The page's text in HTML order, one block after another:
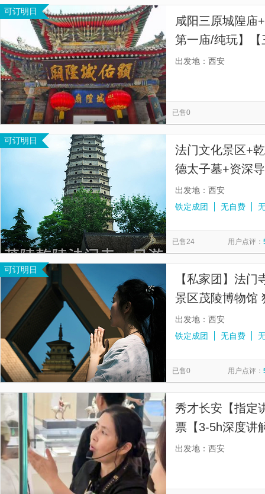
可订明日
咸阳三原城隍庙
第一庙/纯玩】
建筑115间】
出发地：西安
已售0
可订明日
法门文化景区+
德太子墓+资深
餐】
出发地：西安
铁定成团
无自费
已售24 用户点评：
可订明日
【私家团】法
景区茂陵博物馆
讲解 包含门票
出发地：西安
铁定成团
无自费
已售0 用户点评：
秀才长安【指定
票【3-5h深度讲
出发地：西安